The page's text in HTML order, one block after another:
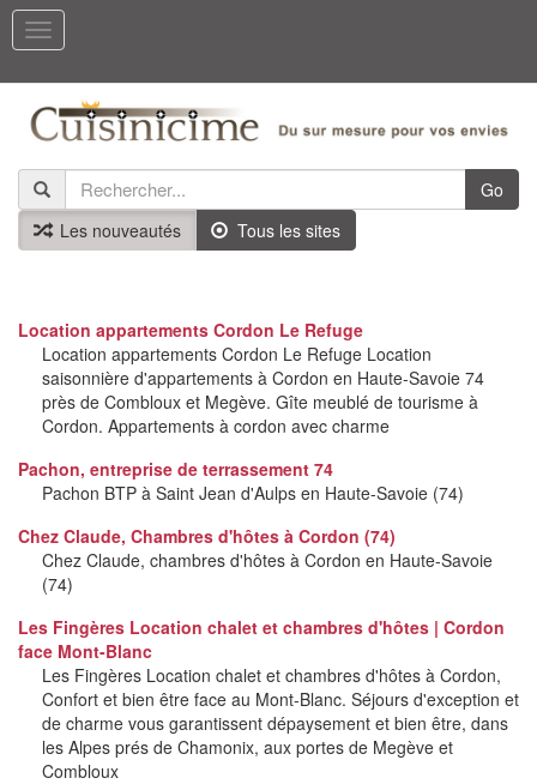
Toggle
navigation
Go
Les nouveautés
Tous les sites
Location appartements Cordon Le Refuge
Location appartements Cordon Le Refuge Location
saisonnière d'appartements à Cordon en Haute-Savoie 74
près de Combloux et Megève. Gîte meublé de tourisme à
Cordon. Appartements à cordon avec charme
Pachon, entreprise de terrassement 74
Pachon BTP à Saint Jean d'Aulps en Haute-Savoie (74)
Chez Claude, Chambres d'hôtes à Cordon (74)
Chez Claude, chambres d'hôtes à Cordon en Haute-Savoie
(74)
Les Fingères Location chalet et chambres d'hôtes | Cordon
face Mont-Blanc
Les Fingères Location chalet et chambres d'hôtes à Cordon,
Confort et bien être face au Mont-Blanc. Séjours d'exception et
de charme vous garantissent dépaysement et bien être, dans
les Alpes prés de Chamonix, aux portes de Megève et
Combloux